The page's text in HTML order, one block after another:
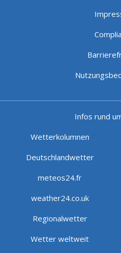
Infos rund
Wetterkolumnen
Deutschlandwetter
meteos24.fr
weather24.co.uk
Regionalwetter
Wetter weltweit